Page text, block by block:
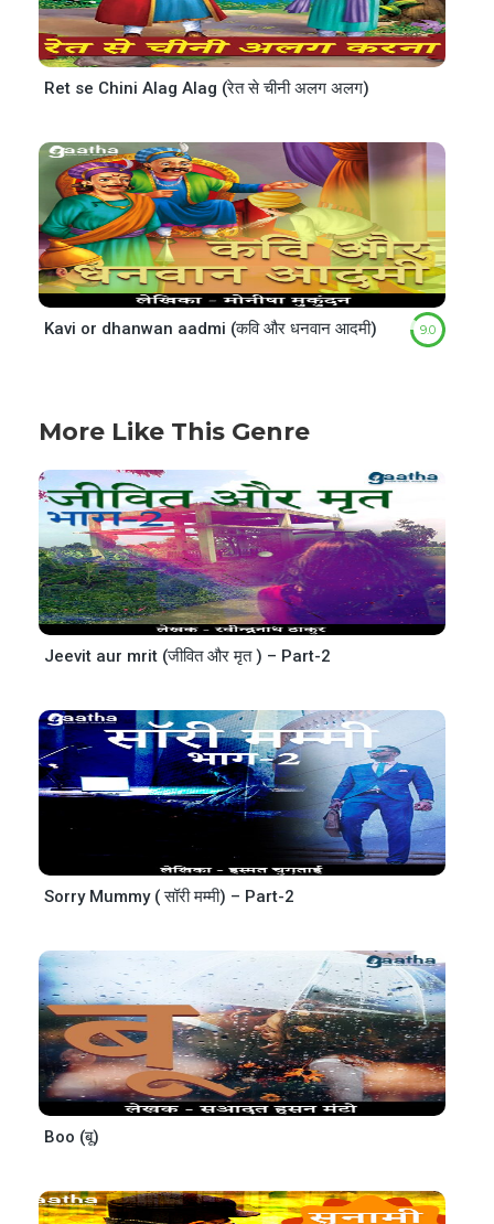
Ret se Chini Alag Alag (रेत से चीनी अलग अलग)
Kavi or dhanwan aadmi (कवि और धनवान आदमी) 9.0
More Like This Genre
Jeevit aur mrit (जीवित और मृत ) – Part-2
Sorry Mummy ( सॉरी मम्मी) – Part-2
Boo (बू)